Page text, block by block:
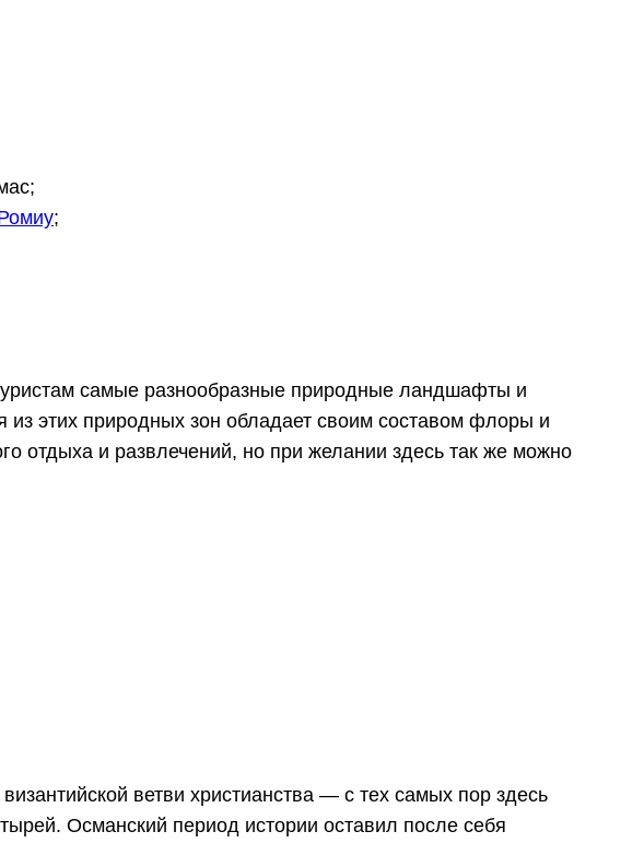
;
самые разнообразные природные ландшафты и
этих природных зон обладает своим составом флоры и
отдыха и развлечений, но при желании здесь так же можно
ветви христианства — с тех самых пор здесь
Османский период истории оставил после себя